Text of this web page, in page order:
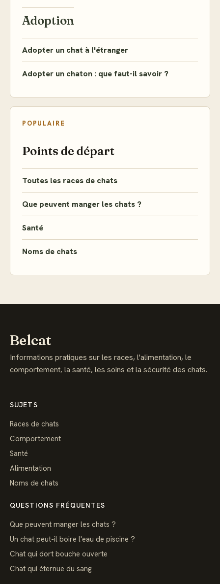
Adoption
Adopter un chat à l'étranger
Adopter un chaton : que faut-il savoir ?
POPULAIRE
Points de départ
Toutes les races de chats
Que peuvent manger les chats ?
Santé
Noms de chats
Belcat
Informations pratiques sur les races, l'alimentation, le
comportement, la santé, les soins et la sécurité des chats.
SUJETS
Races de chats
Comportement
Santé
Alimentation
Noms de chats
QUESTIONS FRÉQUENTES
Que peuvent manger les chats ?
Un chat peut-il boire l'eau de piscine ?
Chat qui dort bouche ouverte
Chat qui éternue du sang